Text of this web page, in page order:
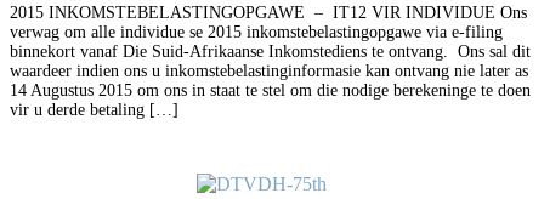
2015 INKOMSTEBELASTINGOPGAWE – IT12 VIR INDIVIDUE Ons
verwag om alle individue se 2015 inkomstebelastingopgawe via e-filing
binnekort vanaf Die Suid-Afrikaanse Inkomstediens te ontvang. Ons sal dit
waardeer indien ons u inkomstebelastinginformasie kan ontvang nie later as
14 Augustus 2015 om ons in staat te stel om die nodige berekeninge te doen
vir u derde betaling […]